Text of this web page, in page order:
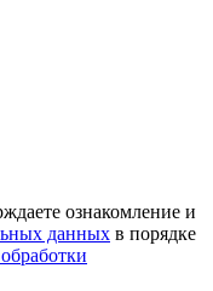
ознакомление и
данных в порядке